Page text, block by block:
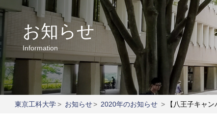
お知らせ
Information
東京工科大学> お知らせ> 2020年のお知らせ > 【八王子キャ